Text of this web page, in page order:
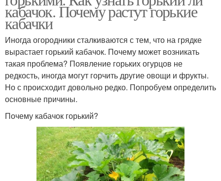
кабачок. Почему растут горькие
кабачки
Иногда огородники сталкиваются с тем, что на грядке
вырастает горький кабачок. Почему может возникать
такая проблема? Появление горьких огурцов не
редкость, иногда могут горчить другие овощи и фрукты.
Но с происходит довольно редко. Попробуем определить
основные причины.
Почему кабачок горький?